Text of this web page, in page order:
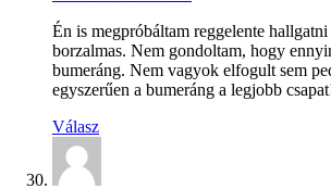
Én is megpróbáltam reggelente
borzalmas. Nem gondoltam, hogy
bumeráng. Nem vagyok elfogult sem
egyszerűen a bumeráng a legjobb
Válasz